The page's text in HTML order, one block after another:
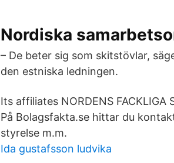
Nordiska
– De beter sig som skitstövlar,
den estniska ledningen.
Its affiliates NORDENS
På Bolagsfakta.se hittar du
styrelse m.m.
Ida gustafsson ludvika